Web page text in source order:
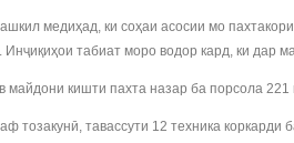
медиҳад, ки соҳаи асосии мо
табиат моро водор кард, ки дар
кишти пахта назар ба порсола 221
тозакунӣ, тавассути 12 техника